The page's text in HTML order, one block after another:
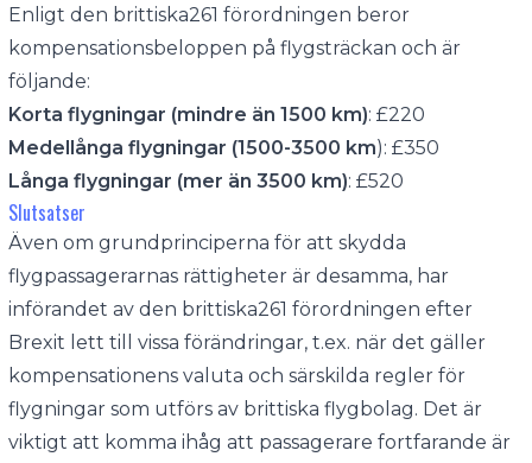
Enligt den brittiska261 förordningen beror
kompensationsbeloppen på flygsträckan och är
följande:
Korta flygningar (mindre än 1500 km): £220
Medellånga flygningar (1500-3500 km): £350
Långa flygningar (mer än 3500 km): £520
Slutsatser
Även om grundprinciperna för att skydda
flygpassagerarnas rättigheter är desamma, har
införandet av den brittiska261 förordningen efter
Brexit lett till vissa förändringar, t.ex. när det gäller
kompensationens valuta och särskilda regler för
flygningar som utförs av brittiska flygbolag. Det är
viktigt att komma ihåg att passagerare fortfarande är